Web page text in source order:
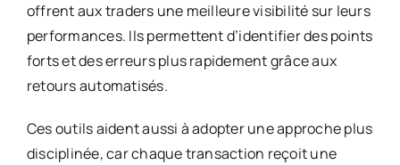
offrent aux traders une meilleure visibilité sur leurs
performances. Ils permettent d’identifier des points
forts et des erreurs plus rapidement grâce aux
retours automatisés.
Ces outils aident aussi à adopter une approche plus
disciplinée, car chaque transaction reçoit une